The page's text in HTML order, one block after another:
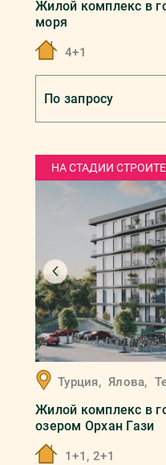
Жилой комплекс в
моря
4+1
По запросу
НА СТАДИИ
Турция, Ялова,
Жилой комплекс в
озером Орхан Гази
1+1, 2+1